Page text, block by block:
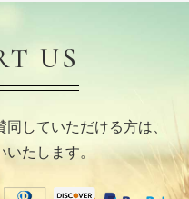
US
していただける方は、
たします。